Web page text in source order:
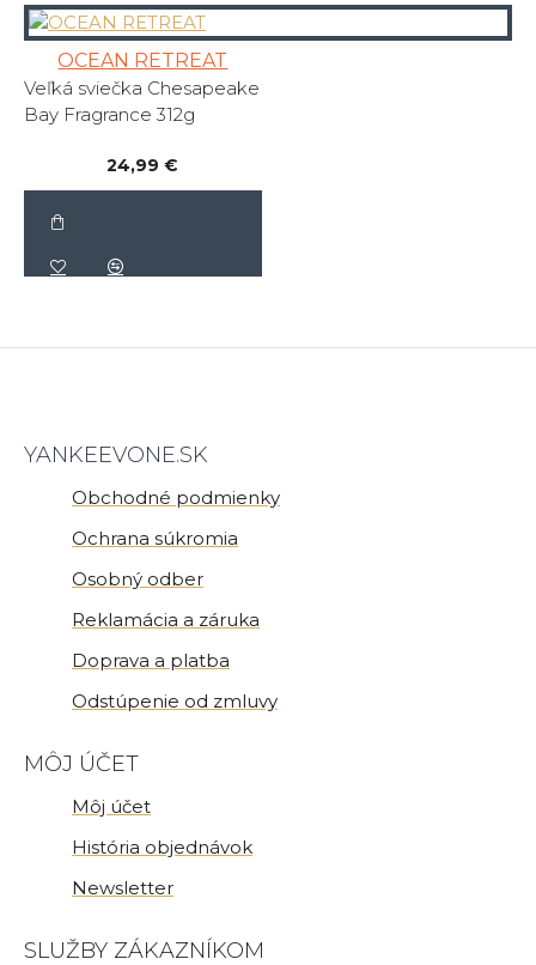
OCEAN RETREAT
Veľká sviečka Chesapeake
Bay Fragrance 312g
24,99 €
YANKEEVONE.SK
Obchodné podmienky
Ochrana súkromia
Osobný odber
Reklamácia a záruka
Doprava a platba
Odstúpenie od zmluvy
MÔJ ÚČET
Môj účet
História objednávok
Newsletter
SLUŽBY ZÁKAZNÍKOM